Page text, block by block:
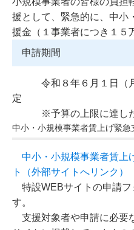
援として、緊急的に、中小
援金（１事業者につき１５
申請期間
令和８年６月１日（月
定
※予算の上限に達した
中小・小規模事業者賃上げ緊急
中小・小規模事業者賃上
ト（外部サイトへリンク）
特設WEBサイトの申請フ
す。
支援対象者や申請に必要